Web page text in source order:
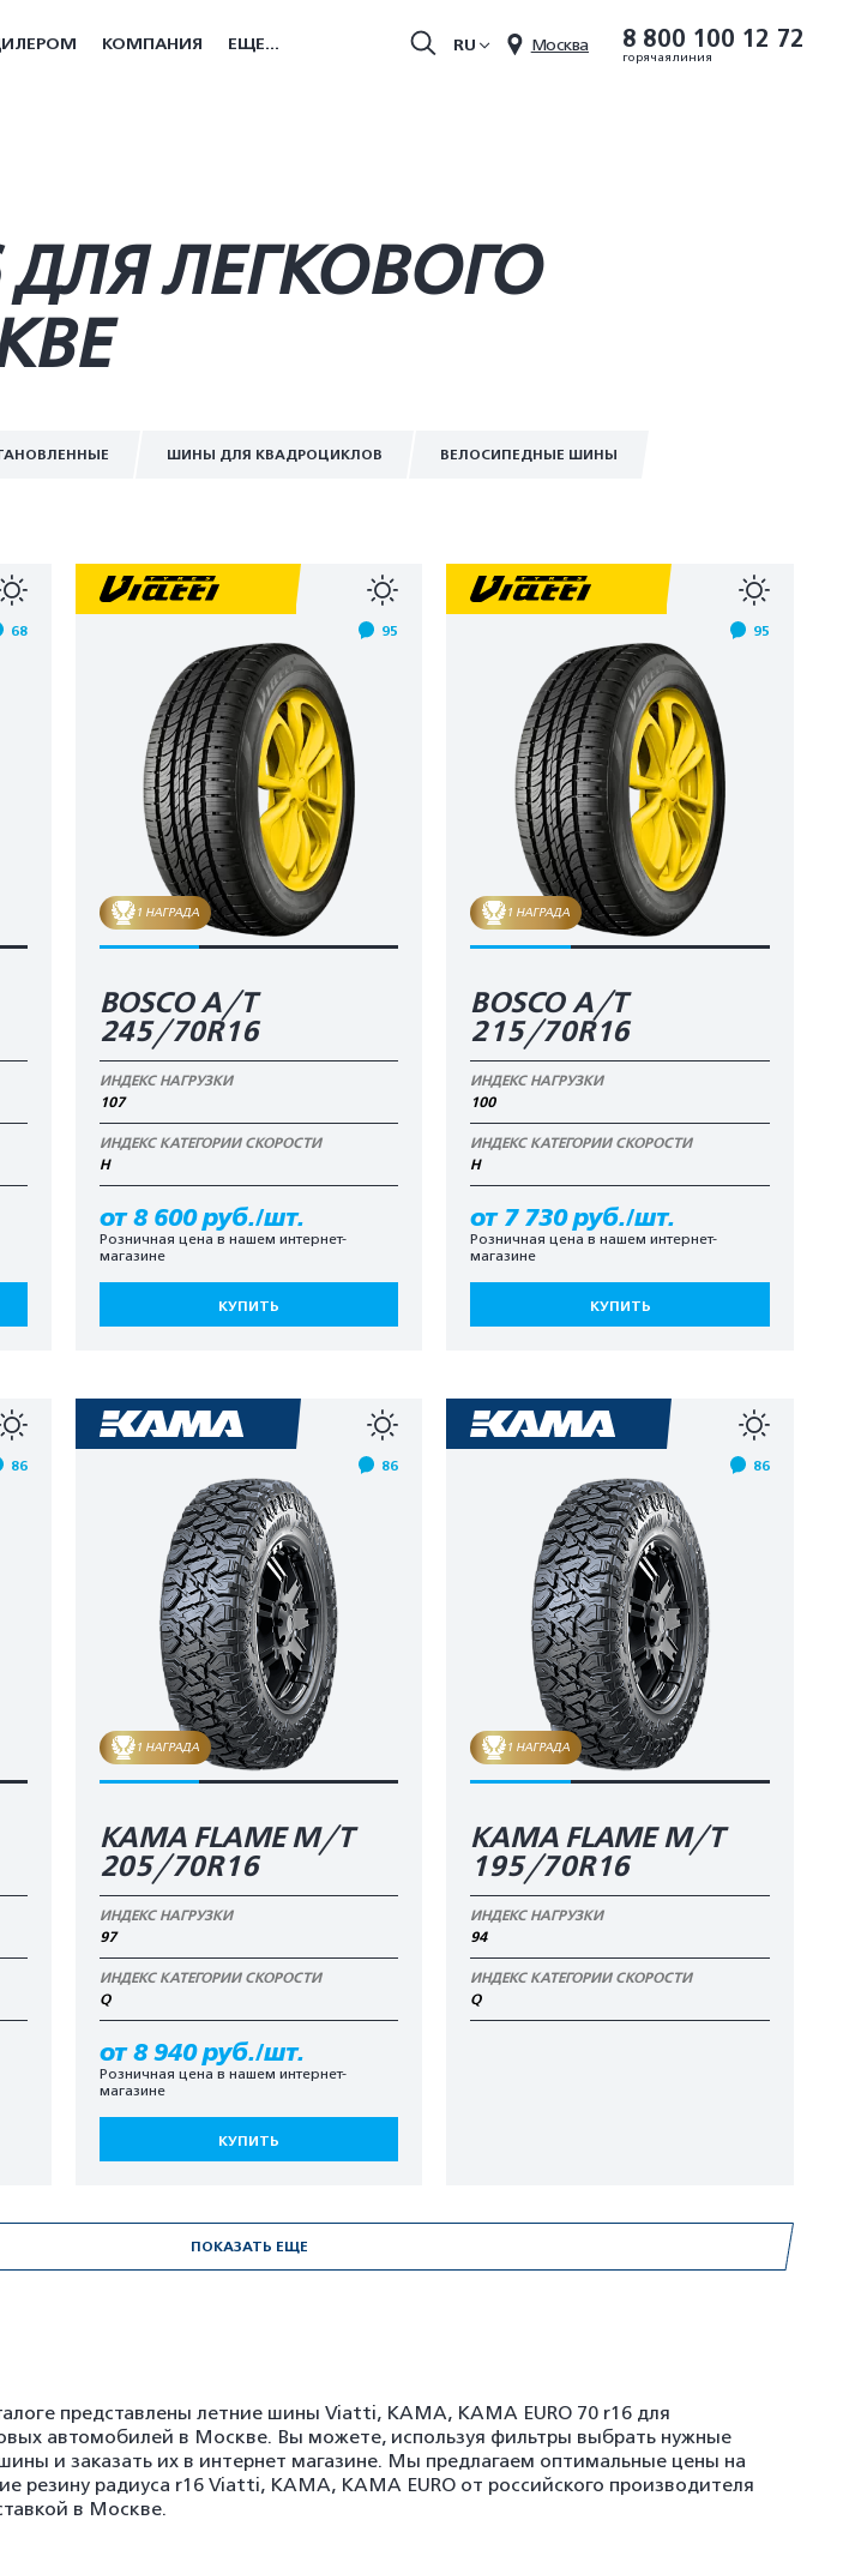
8 800 100 12 72
горячая линия
Москва
RU
КОМПАНИЯ ЕЩЕ...
ЛЕГКОВОГО
ШИНЫ ДЛЯ КВАДРОЦИКЛОВ ВЕЛОСИПЕДНЫЕ ШИНЫ
68 95
1 НАГРАДА
BOSCO A/T
245/70R16
ИНДЕКС НАГРУЗКИ
107
ИНДЕКС КАТЕГОРИИ СКОРОСТИ
H
от 8 600 руб./шт.
Розничная цена в нашем интернет-
магазине
КУПИТЬ
95
1 НАГРАДА
BOSCO A/T
215/70R16
ИНДЕКС НАГРУЗКИ
100
ИНДЕКС КАТЕГОРИИ СКОРОСТИ
H
от 7 730 руб./шт.
Розничная цена в нашем интернет-
магазине
КУПИТЬ
86 86
1 НАГРАДА
KAMA FLAME М/T
205/70R16
ИНДЕКС НАГРУЗКИ
97
ИНДЕКС КАТЕГОРИИ СКОРОСТИ
Q
от 8 940 руб./шт.
Розничная цена в нашем интернет-
магазине
КУПИТЬ
86
1 НАГРАДА
KAMA FLAME М/T
195/70R16
ИНДЕКС НАГРУЗКИ
94
ИНДЕКС КАТЕГОРИИ СКОРОСТИ
Q
ПОКАЗАТЬ ЕЩЕ
представлены летние шины Viatti, KAMA, KAMA EURO 70 r16 для
автомобилей в Москве. Вы можете, используя фильтры выбрать нужные
и заказать их в интернет магазине. Мы предлагаем оптимальные цены на
резину радиуса r16 Viatti, KAMA, KAMA EURO от российского производителя
в Москве.